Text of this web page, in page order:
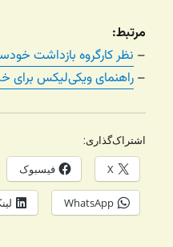
مرتبط:
– نظر کارگروه بازداشت
–راهنمای ویکی‌لیکس برای
اشتراک‌گذاری:
X فیسبوک
WhatsApp